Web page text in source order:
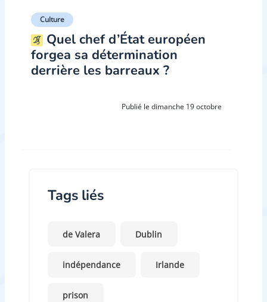
Culture
Quel chef d’État européen
forgea sa détermination
derrière les barreaux ?
Publié le dimanche 19 octobre
Tags liés
de Valera Dublin
indépendance Irlande
prison